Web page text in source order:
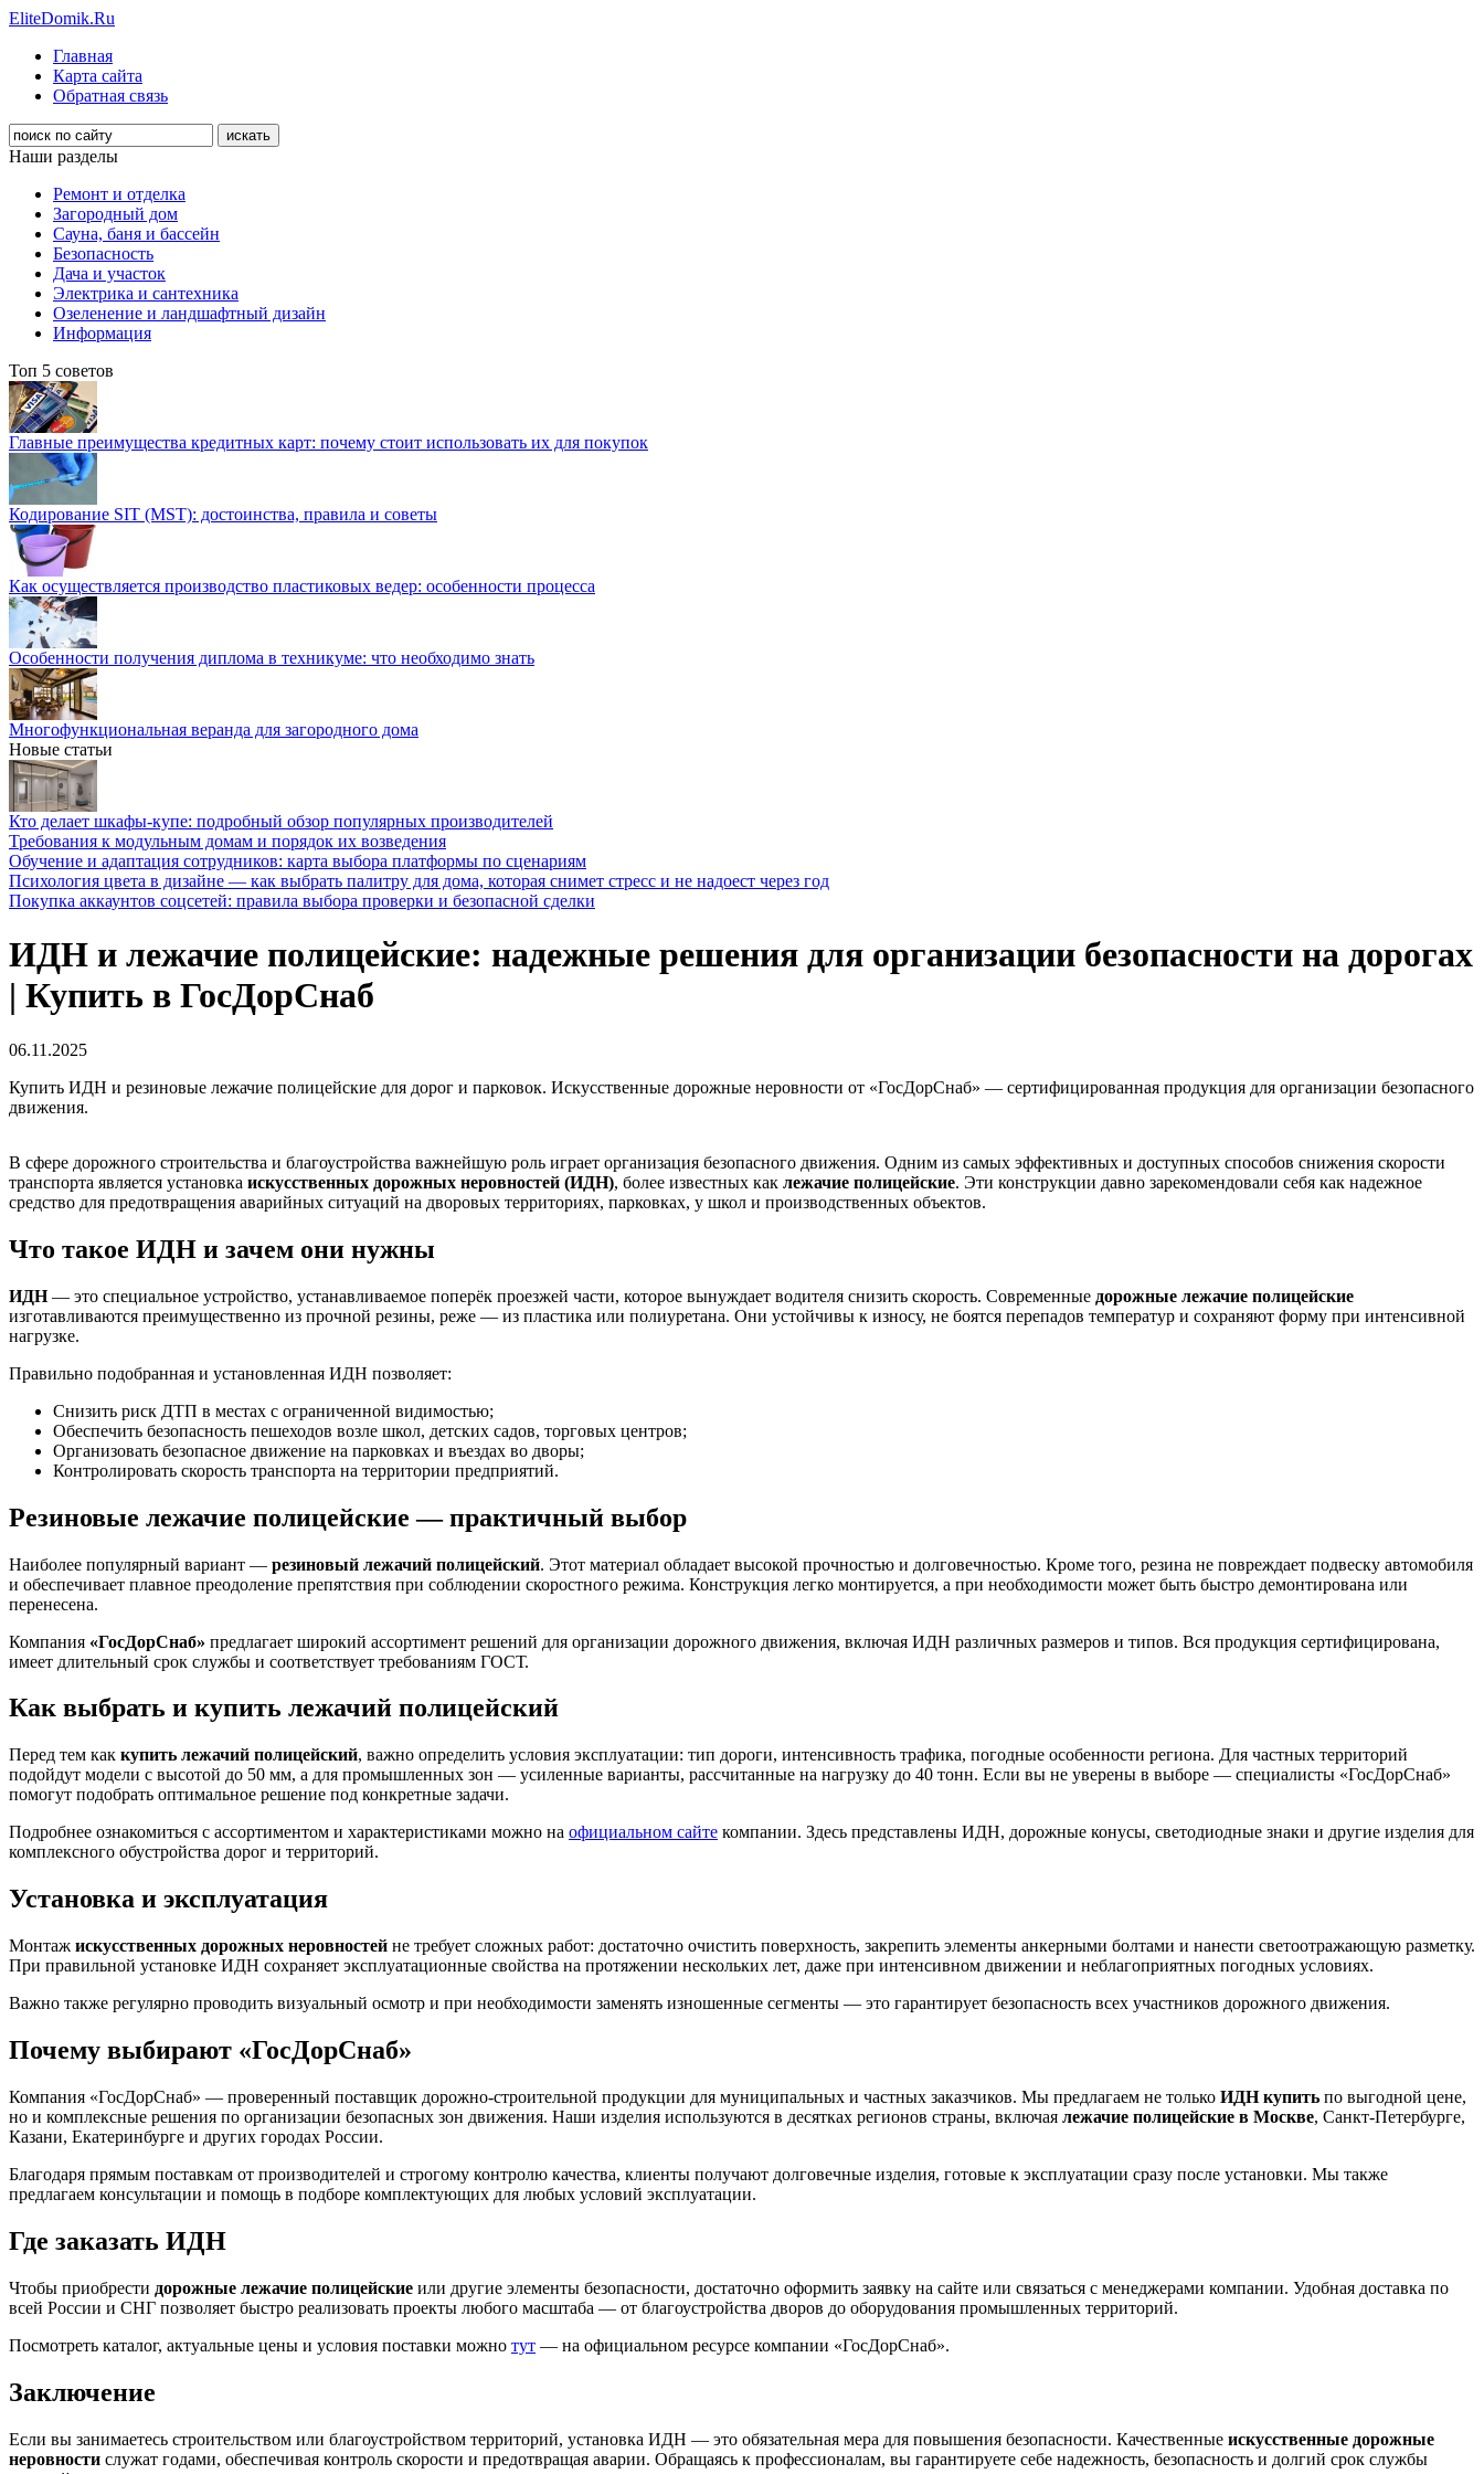
EliteDomik.Ru
Главная
Карта сайта
Обратная связь
Наши разделы
Ремонт и отделка
Загородный дом
Сауна, баня и бассейн
Безопасность
Дача и участок
Электрика и сантехника
Озеленение и ландшафтный дизайн
Информация
Топ 5 советов
Главные преимущества кредитных карт: почему стоит использовать их для покупок
Кодирование SIT (MST): достоинства, правила и советы
Как осуществляется производство пластиковых ведер: особенности процесса
Особенности получения диплома в техникуме: что необходимо знать
Многофункциональная веранда для загородного дома
Новые статьи
Кто делает шкафы-купе: подробный обзор популярных производителей
Требования к модульным домам и порядок их возведения
Обучение и адаптация сотрудников: карта выбора платформы по сценариям
Психология цвета в дизайне — как выбрать палитру для дома, которая снимет стресс и не надоест через год
Покупка аккаунтов соцсетей: правила выбора проверки и безопасной сделки
ИДН и лежачие полицейские: надежные решения для организации безопасности на дорогах
| Купить в ГосДорСнаб
06.11.2025
Купить ИДН и резиновые лежачие полицейские для дорог и парковок. Искусственные дорожные неровности от «ГосДорСнаб» — сертифицированная продукция для организации безопасного
движения.
В сфере дорожного строительства и благоустройства важнейшую роль играет организация безопасного движения. Одним из самых эффективных и доступных способов снижения скорости
транспорта является установка искусственных дорожных неровностей (ИДН), более известных как лежачие полицейские. Эти конструкции давно зарекомендовали себя как надежное
средство для предотвращения аварийных ситуаций на дворовых территориях, парковках, у школ и производственных объектов.
Что такое ИДН и зачем они нужны
ИДН— это специальное устройство, устанавливаемое поперёк проезжей части, которое вынуждает водителя снизить скорость. Современные дорожные лежачие полицейские
изготавливаются преимущественно из прочной резины, реже — из пластика или полиуретана. Они устойчивы к износу, не боятся перепадов температур и сохраняют форму при интенсивной
нагрузке.
Правильно подобранная и установленная ИДН позволяет:
Снизить риск ДТП в местах с ограниченной видимостью;
Обеспечить безопасность пешеходов возле школ, детских садов, торговых центров;
Организовать безопасное движение на парковках и въездах во дворы;
Контролировать скорость транспорта на территории предприятий.
Резиновые лежачие полицейские — практичный выбор
Наиболее популярный вариант — резиновый лежачий полицейский. Этот материал обладает высокой прочностью и долговечностью. Кроме того, резина не повреждает подвеску автомобиля
и обеспечивает плавное преодоление препятствия при соблюдении скоростного режима. Конструкция легко монтируется, а при необходимости может быть быстро демонтирована или
перенесена.
Компания «ГосДорСнаб» предлагает широкий ассортимент решений для организации дорожного движения, включая ИДН различных размеров и типов. Вся продукция сертифицирована,
имеет длительный срок службы и соответствует требованиям ГОСТ.
Как выбрать и купить лежачий полицейский
Перед тем как купить лежачий полицейский, важно определить условия эксплуатации: тип дороги, интенсивность трафика, погодные особенности региона. Для частных территорий
подойдут модели с высотой до 50 мм, а для промышленных зон — усиленные варианты, рассчитанные на нагрузку до 40 тонн. Если вы не уверены в выборе — специалисты «ГосДорСнаб»
помогут подобрать оптимальное решение под конкретные задачи.
Подробнее ознакомиться с ассортиментом и характеристиками можно на официальном сайте компании. Здесь представлены ИДН, дорожные конусы, светодиодные знаки и другие изделия для
комплексного обустройства дорог и территорий.
Установка и эксплуатация
Монтаж искусственных дорожных неровностей не требует сложных работ: достаточно очистить поверхность, закрепить элементы анкерными болтами и нанести светоотражающую разметку.
При правильной установке ИДН сохраняет эксплуатационные свойства на протяжении нескольких лет, даже при интенсивном движении и неблагоприятных погодных условиях.
Важно также регулярно проводить визуальный осмотр и при необходимости заменять изношенные сегменты — это гарантирует безопасность всех участников дорожного движения.
Почему выбирают «ГосДорСнаб»
Компания «ГосДорСнаб» — проверенный поставщик дорожно-строительной продукции для муниципальных и частных заказчиков. Мы предлагаем не только ИДН купить по выгодной цене,
но и комплексные решения по организации безопасных зон движения. Наши изделия используются в десятках регионов страны, включая лежачие полицейские в Москве, Санкт-Петербурге,
Казани, Екатеринбурге и других городах России.
Благодаря прямым поставкам от производителей и строгому контролю качества, клиенты получают долговечные изделия, готовые к эксплуатации сразу после установки. Мы также
предлагаем консультации и помощь в подборе комплектующих для любых условий эксплуатации.
Где заказать ИДН
Чтобы приобрести дорожные лежачие полицейские или другие элементы безопасности, достаточно оформить заявку на сайте или связаться с менеджерами компании. Удобная доставка по
всей России и СНГ позволяет быстро реализовать проекты любого масштаба — от благоустройства дворов до оборудования промышленных территорий.
Посмотреть каталог, актуальные цены и условия поставки можно тут — на официальном ресурсе компании «ГосДорСнаб».
Заключение
Если вы занимаетесь строительством или благоустройством территорий, установка ИДН — это обязательная мера для повышения безопасности. Качественные искусственные дорожные
неровности служат годами, обеспечивая контроль скорости и предотвращая аварии. Обращаясь к профессионалам, вы гарантируете себе надежность, безопасность и долгий срок службы